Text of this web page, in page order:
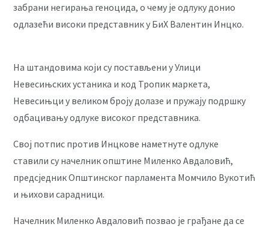
забрани негирања геноцида, о чему је одлуку донио
одлазећи високи представник у БиХ Валентин Инцко.
На штандовима који су постављени у Улици
Невесињских устаника и код Тропик маркета,
Невесињци у великом броју долазе и пружају подршку
одбацивању одлуке високог представника.
Свој потпис против Инцкове наметнуте одлуке
ставили су начелник општине Миленко Авдаловић,
предсједник Општинског парламента Момчило Вукотић
и њихови сарадници.
Начелник Миленко Авдаловић позвао је грађане да се